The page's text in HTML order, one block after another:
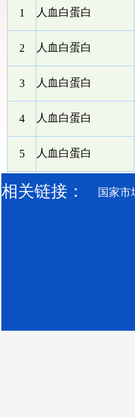
1 人血白蛋白
2 人血白蛋白
3 人血白蛋白
4 人血白蛋白
5 人血白蛋白
相关链接： 国家市